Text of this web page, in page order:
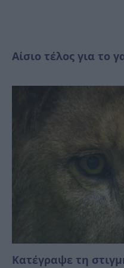
Αίσιο τέλος για το
Κατέγραψε τη